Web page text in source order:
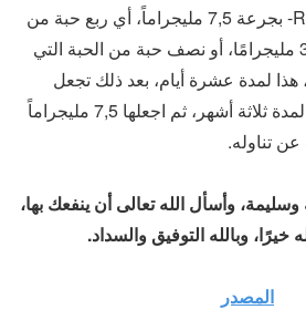
-وهو الريميرون Remeron- بجرعة 7,5 مليجراماً، أي ربع حبة من
الحبة التي تحتوي على 30 مليجرامًا، أو نصف حبة من الحبة التي
مليجراماً، هذا لمدة عشرة أيام، بعد ذلك تجعل
الجرعة 15 مليجراماً ليلاً لمدة ثلاثة أشهر، ثم اجعلها 7,5 مليجراماً
تناوله.
وأسأل الله تعالى أن ينفعك بها،
خيرًا، وبالله التوفيق والسداد.
المصدر